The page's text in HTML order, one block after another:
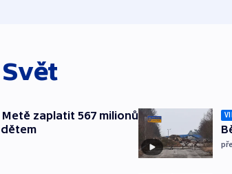
Svět
zaplatit 567 milionů